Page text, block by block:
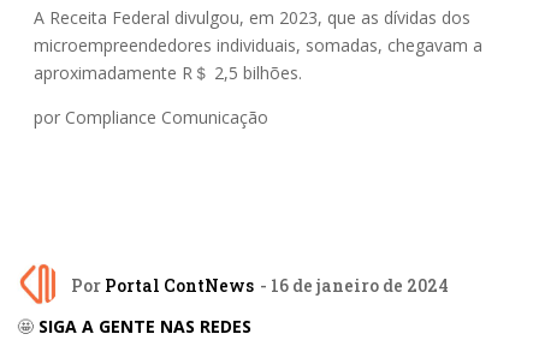
A Receita Federal divulgou, em 2023, que as dívidas dos
microempreendedores individuais, somadas, chegavam a
aproximadamente R＄ 2,5 bilhões.
por Compliance Comunicação
Por Portal ContNews - 16 de janeiro de 2024
🤩 SIGA A GENTE NAS REDES